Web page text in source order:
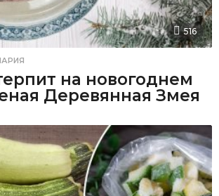
516
на новогоднем
Деревянная Змея